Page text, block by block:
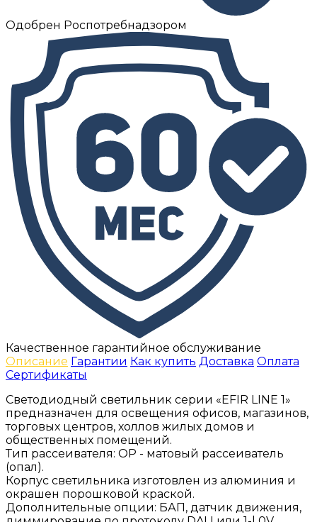
Одобрен Роспотребнадзором
Качественное гарантийное обслуживание
Описание Гарантии Как купить Доставка Оплата
Сертификаты
Светодиодный светильник серии «EFIR LINE 1»
предназначен для освещения офисов, магазинов,
торговых центров, холлов жилых домов и
общественных помещений.
Тип рассеивателя: ОР - матовый рассеиватель
(опал).
Корпус светильника изготовлен из алюминия и
окрашен порошковой краской.
Дополнительные опции: БАП, датчик движения,